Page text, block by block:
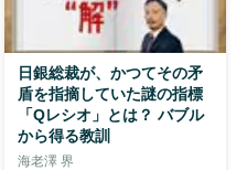
日銀総裁が、かつてその矛
盾を指摘していた謎の指標
「Qレシオ」とは？ バブル
から得る教訓
海老澤 界